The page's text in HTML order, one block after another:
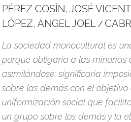
PÉREZ COSÍN, JOSÉ
LÓPEZ, ÁNGEL JOEL
/
La sociedad monocultural es
porque obligaría a las minorías
asimilándose: significaría
sobre las demás con el
uniformización social que
un grupo sobre los demás y la